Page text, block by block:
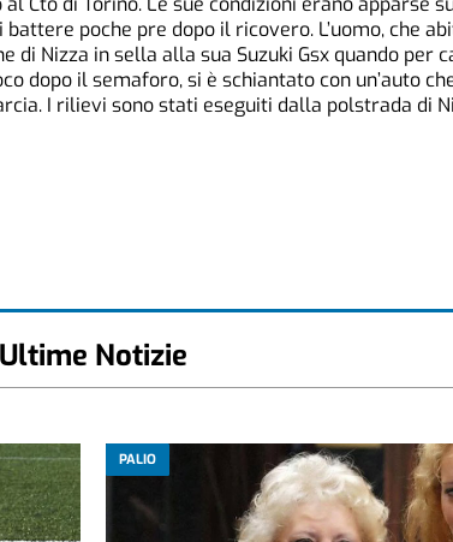
poche pre dopo il ricovero. L’uomo, che
di Nizza in sella alla sua Suzuki Gsx quando per
dopo il semaforo, si è schiantato con un’auto
I rilievi sono stati eseguiti dalla polstrada di
Ultime Notizie
PALIO